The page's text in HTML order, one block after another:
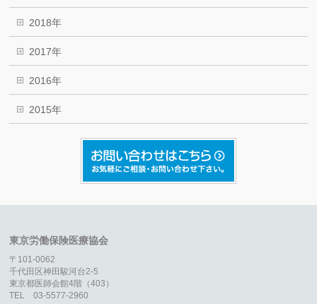
2018年
2017年
2016年
2015年
東京労働保険医療協会
〒101-0062
千代田区神田駿河台2-5
東京都医師会館4階（403）
TEL 03-5577-2960